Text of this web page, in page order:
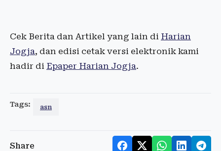
Cek Berita dan Artikel yang lain di Harian
Jogja, dan edisi cetak versi elektronik kami
hadir di Epaper Harian Jogja.
Tags: asn
Share